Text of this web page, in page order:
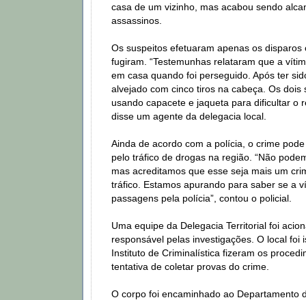
casa de um vizinho, mas acabou sendo
assassinos.
Os suspeitos efetuaram apenas os disparos
fugiram. “Testemunhas relataram que a
em casa quando foi perseguido. Após ter
alvejado com cinco tiros na cabeça. Os dois
usando capacete e jaqueta para dificultar o
disse um agente da delegacia local.
Ainda de acordo com a polícia, o crime
pelo tráfico de drogas na região. “Não
mas acreditamos que esse seja mais um
tráfico. Estamos apurando para saber se a
passagens pela polícia”, contou o policial.
Uma equipe da Delegacia Territorial foi
responsável pelas investigações. O local foi
Instituto de Criminalística fizeram os
tentativa de coletar provas do crime.
O corpo foi encaminhado ao Departamento